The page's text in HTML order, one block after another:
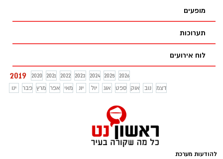
מופעים
תערוכות
לוח אירועים
2019 2020 2021 2022 2023 2024 2025
2026
ינו
פבר מרץ אפר מאי יונ יול אוג ספט אוק נוב דצמ
להודעות מערכת